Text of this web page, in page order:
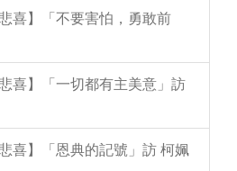
喜】「不要害怕，勇敢前
喜】「一切都有主美意」訪
喜】「恩典的記號」訪 柯姵